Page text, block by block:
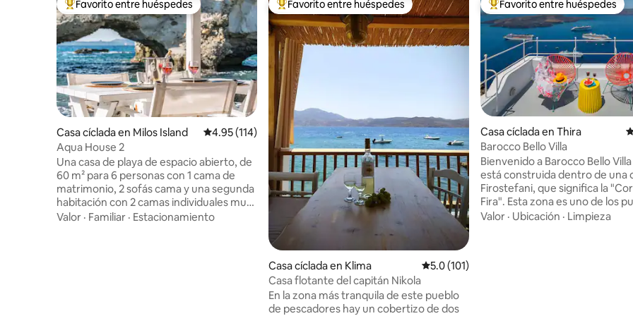
De los mejores en Favorito entre huéspedes
Favorito entre huéspedes
Casa cíclada en Milos Island Calificación promedio: 4.95 de 5; 114 evaluaciones
4.95 (114)
Aqua House 2
Una casa de playa de espacio abierto, de
60 m² para 6 personas con 1 cama de
matrimonio, 2 sofás cama y una segunda
habitación con 2 camas individuales muy
elegantes y cómodas. Está decorada con
Valor · Familiar · Estacionamiento
De los mejores en Favorito entre huéspedes
Favorito entre huéspedes
Casa cíclada en Klima Calificación promedio: 5.0 de 5; 101
5.0 (101)
Casa flotante del capitán Nikola
En la zona más tranquila de este pueblo
de pescadores hay un cobertizo de dos
De los mejores en Favorito
Favorito entre huéspedes
Casa cíclada en Thira
Barocco Bello Villa
Bienvenido a Barocco Bello Villa La casa
está construida dentro de una
Firostefani, que significa la
Fira". Esta zona es uno de los
altos de la Caldera dándole una
Valor · Ubicación · Limpieza